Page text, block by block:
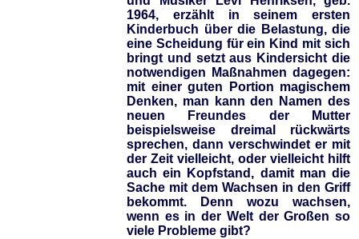
1964, erzählt in seinem ersten
Kinderbuch über die Belastung, die
eine Scheidung für ein Kind mit sich
bringt und setzt aus Kindersicht die
notwendigen Maßnahmen dagegen:
mit einer guten Portion magischem
Denken, man kann den Namen des
neuen Freundes der Mutter
beispielsweise dreimal rückwärts
sprechen, dann verschwindet er mit
der Zeit vielleicht, oder vielleicht hilft
auch ein Kopfstand, damit man die
Sache mit dem Wachsen in den Griff
bekommt. Denn wozu wachsen,
wenn es in der Welt der Großen so
viele Probleme gibt?